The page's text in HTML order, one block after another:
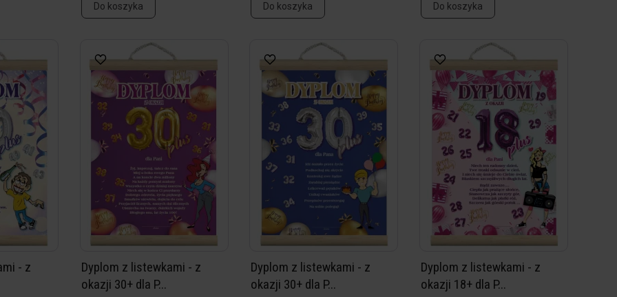
Do koszyka Do koszyka Do koszyka
- z
Dyplom z listewkami - z
okazji 30+ dla P...
Dyplom z listewkami - z
okazji 30+ dla P...
Dyplom z listewkami - z
okazji 18+ dla P...